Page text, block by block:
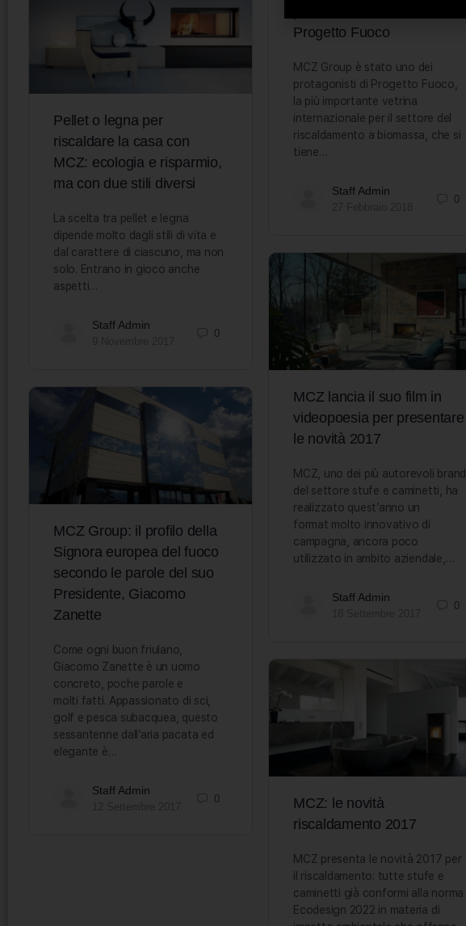
Progetto Fuoco
MCZ Group è stato uno dei
protagonisti di Progetto Fuoco,
la più importante vetrina
internazionale per il settore del
riscaldamento a biomassa, che si
tiene…
Staff Admin
0
Pellet o legna per
riscaldare la casa con
MCZ: ecologia e risparmio,
ma con due stili diversi
La scelta tra pellet e legna
dipende molto dagli stili di vita e
dal carattere di ciascuno, ma non
solo. Entrano in gioco anche
aspetti…
Staff Admin
0
MCZ lancia il suo film in
videopoesia per presentare
le novità 2017
MCZ, uno dei più autorevoli brand
del settore stufe e caminetti, ha
realizzato quest’anno un
format molto innovativo di
campagna, ancora poco
utilizzato in ambito aziendale,…
Staff Admin
0
MCZ Group: il profilo della
Signora europea del fuoco
secondo le parole del suo
Presidente, Giacomo
Zanette
Come ogni buon friulano,
Giacomo Zanette è un uomo
concreto, poche parole e
molti fatti. Appassionato di sci,
golf e pesca subacquea, questo
sessantenne dall’aria pacata ed
elegante è…
Staff Admin
0
MCZ: le novità
riscaldamento 2017
MCZ presenta le novità 2017 per
il riscaldamento: tutte stufe e
caminetti già conformi alla norma
Ecodesign 2022 in materia di